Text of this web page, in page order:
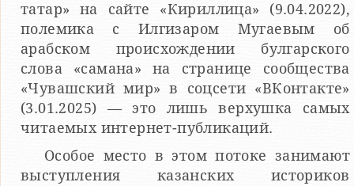
татар» на сайте «Кириллица» (9.04.2022),
полемика с Илгизаром Мугаевым об
арабском происхождении булгарского
слова «самана» на странице сообщества
«Чувашский мир» в соцсети «ВКонтакте»
(3.01.2025) — это лишь верхушка самых
читаемых интернет-публикаций.
Особое место в этом потоке занимают
выступления казанских историков